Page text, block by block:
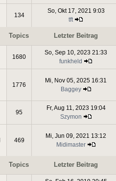
134
So, Okt 17, 2021 9:03
tft
Topics Letzter Beitrag
1680
So, Sep 10, 2023 21:33
funkheld
1776
Mi, Nov 05, 2025 16:31
Baggey
95
Fr, Aug 11, 2023 19:04
Szymon
469
Mi, Jun 09, 2021 13:12
Midimaster
Topics Letzter Beitrag